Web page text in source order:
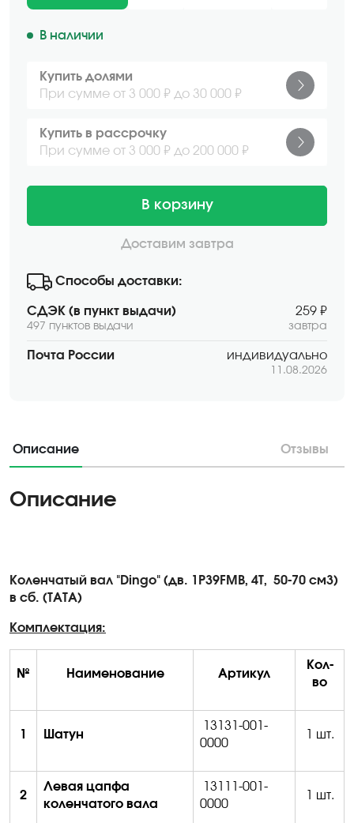
В наличии
Купить долями
При сумме от 3 000 ₽ до 30 000 ₽
Купить в рассрочку
При сумме от 3 000 ₽ до 200 000 ₽
В корзину
Доставим завтра
Способы доставки:
СДЭК (в пункт выдачи)
497 пунктов выдачи
259 ₽
завтра
Почта России индивидуально
11.08.2026
Описание Отзывы
Описание
Коленчатый вал "Dingo" (дв. 1P39FMB, 4Т, 50-70 см3)
в сб. (ТАТА)
Комплектация:
№ Наименование Артикул
Кол-
во
1 Шатун
13131-001-
0000
1 шт.
2
Левая цапфа
коленчатого вала
13111-001-
0000
1 шт.